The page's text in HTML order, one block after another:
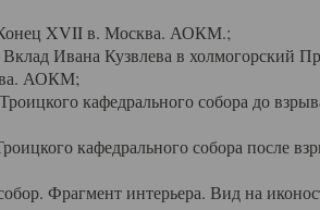
XVII в. Москва. АОКМ.;
Ивана Кузвлева в холмогорский
АОКМ;
кафедрального собора до
кафедрального собора после
Фрагмент интерьера. Вид на